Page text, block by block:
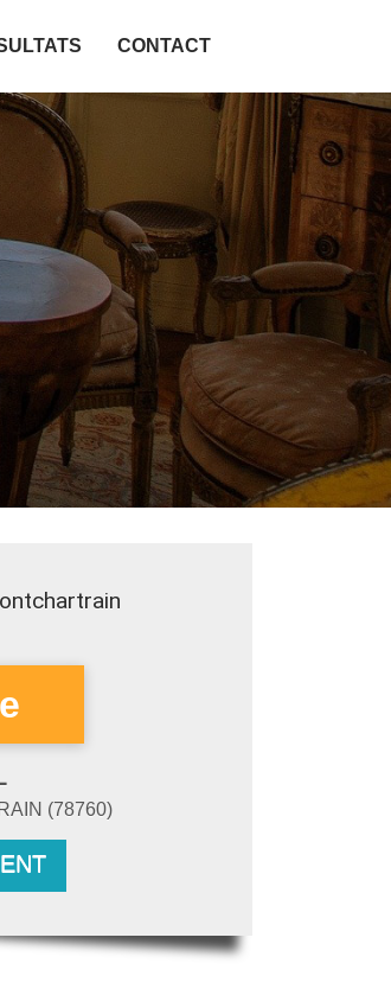
CONTACT
(78760)